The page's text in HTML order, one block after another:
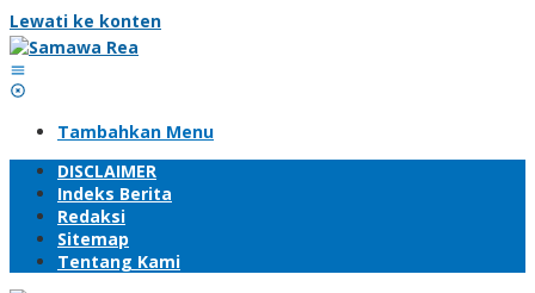
Lewati ke konten
Tambahkan Menu
DISCLAIMER
Indeks Berita
Redaksi
Sitemap
Tentang Kami